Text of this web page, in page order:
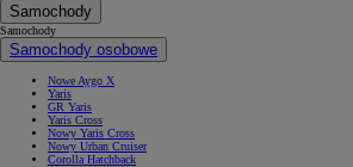
Samochody
Samochody
Samochody osobowe
Nowe Aygo X
Yaris
GR Yaris
Yaris Cross
Nowy Yaris Cross
Nowy Urban Cruiser
Corolla Hatchback